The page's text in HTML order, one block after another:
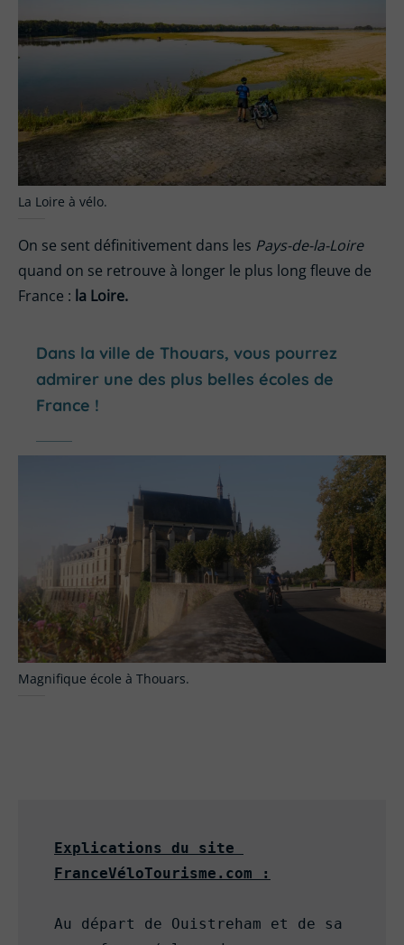
La Loire à vélo.
On se sent définitivement dans les Pays-de-la-Loire
quand on se retrouve à longer le plus long fleuve de
France : la Loire.
Dans la ville de Thouars, vous pourrez
admirer une des plus belles écoles de
France !
Magnifique école à Thouars.
Explications du site
FranceVéloTourisme.com :
Au départ de Ouistreham et de sa